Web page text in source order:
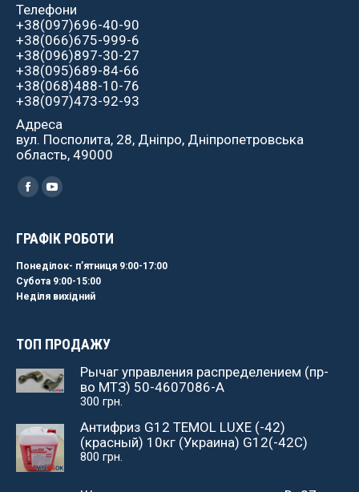
Телефони
+38(097)696-40-90
+38(066)675-999-6
+38(096)897-30-27
+38(095)689-84-66
+38(068)488-10-76
+38(097)473-92-93
Адреса
вул. Посполита, 28, Дніпро, Дніпропетровська
область, 49000
Найдите нас:
Facebook
YouTube
ГРАФІК РОБОТИ
Понеділок- пʼятниця 9:00-17:00
Субота 9:00-15:00
Неділя вихідний
ТОП ПРОДАЖУ
Рычаг управления распределением (пр-
во МТЗ) 50-4607086-А
300 грн.
Антифриз G12 TEMOL LUXE (-42)
(красный) 10кг (Украина) G12(-42C)
800 грн.